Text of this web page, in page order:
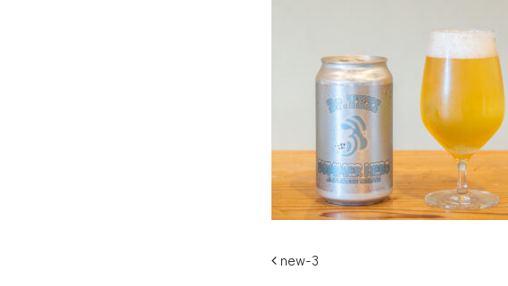
投稿ナビゲーション
new-3